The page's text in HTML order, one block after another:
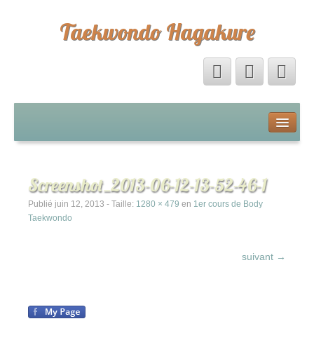
Taekwondo Hagakure
Forum
Le Club-L’Instructeur
Screenshot_2013-06-12-13-52-46-1
Publié juin 12, 2013 - Taille: 1280 × 479 en 1er cours de Body
Taekwondo
suivant →